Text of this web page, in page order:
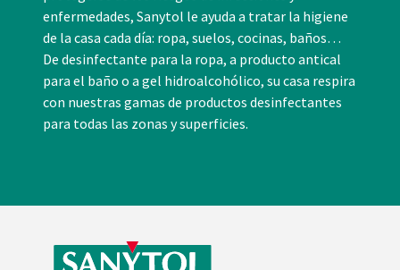
enfermedades, Sanytol le ayuda a tratar la higiene
de la casa cada día: ropa, suelos, cocinas, baños…
De desinfectante para la ropa, a producto antical
para el baño o a gel hidroalcohólico, su casa respira
con nuestras gamas de productos desinfectantes
para todas las zonas y superficies.